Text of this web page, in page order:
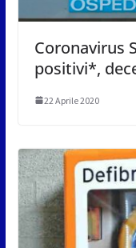
Coronavirus
positivi*,
22 Aprile 2020